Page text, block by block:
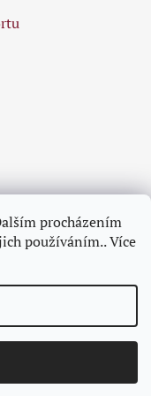
procházením
používáním.. Více
práva vyhrazena.